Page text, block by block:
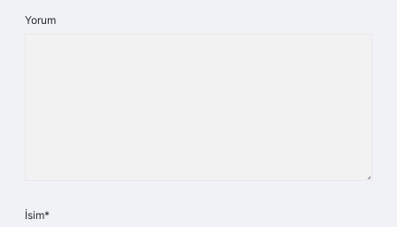
Yorum
İsim*